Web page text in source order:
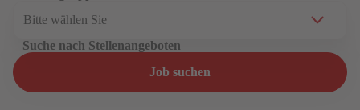
Suche nach Stellenangeboten
Job suchen